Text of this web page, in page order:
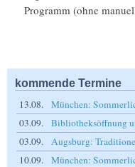
Programm (ohne
kommende Termine
13.08.
München:
03.09.
Bibliotheksöffnung
03.09.
Augsburg:
10.09.
München: